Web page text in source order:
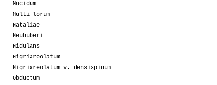
Mucidum
Multiflorum
Nataliae
Neuhuberi
Nidulans
Nigriareolatum
Nigriareolatum v. densispinum
Obductum